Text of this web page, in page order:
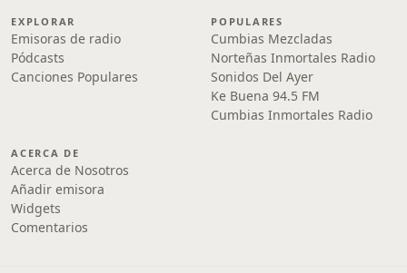
EXPLORAR
Emisoras de radio
Pódcasts
Canciones Populares
POPULARES
Cumbias Mezcladas
Norteñas Inmortales Radio
Sonidos Del Ayer
Ke Buena 94.5 FM
Cumbias Inmortales Radio
ACERCA DE
Acerca de Nosotros
Añadir emisora
Widgets
Comentarios